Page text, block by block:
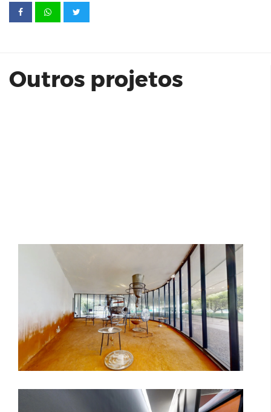
Outros projetos
Blue House - Olimpo Participações
Projeto Parede | Corpo Parede | MAM
São Paulo